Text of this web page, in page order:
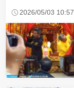
2026/05/03 10:57